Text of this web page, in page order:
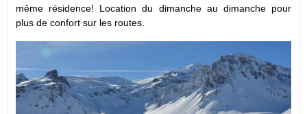
même résidence! Location du dimanche au dimanche pour
plus de confort sur les routes.